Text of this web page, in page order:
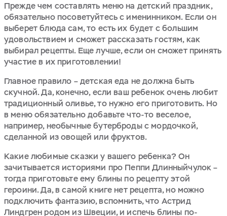
Прежде чем составлять меню на детский праздник,
обязательно посоветуйтесь с именинником. Если он
выберет блюда сам, то есть их будет с большим
удовольствием и сможет рассказать гостям, как
выбирал рецепты. Еще лучше, если он сможет принять
участие в их приготовлении!
Главное правило – детская еда не должна быть
скучной. Да, конечно, если ваш ребенок очень любит
традиционный оливье, то нужно его приготовить. Но
в меню обязательно добавьте что-то веселое,
например, необычные бутерброды с мордочкой,
сделанной из овощей или фруктов.
Какие любимые сказки у вашего ребенка? Он
зачитывается историями про Пеппи Длинныйчулок –
тогда приготовьте ему блины по рецепту этой
героини. Да, в самой книге нет рецепта, но можно
подключить фантазию, вспомнить, что Астрид
Линдгрен родом из Швеции, и испечь блины по-